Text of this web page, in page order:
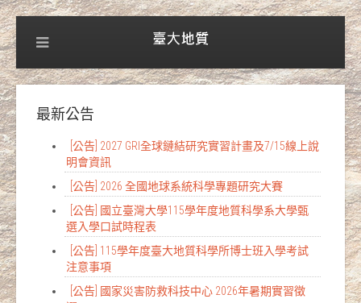
最新公告
[公告] 2027 GRI全球鏈結研究實習計畫及7/15線上說
明會資訊
[公告] 2026 全國地球系統科學專題研究大賽
[公告] 國立臺灣大學115學年度地質科學系大學甄
選入學口試時程表
[公告] 115學年度臺大地質科學所博士班入學考試
注意事項
[公告] 國家災害防救科技中心 2026年暑期實習徵